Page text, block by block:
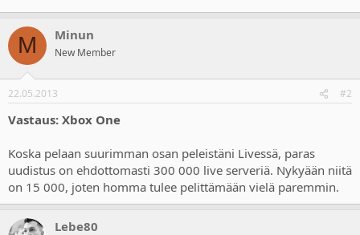
M Minun
New Member
22.05.2013 #2
Vastaus: Xbox One
Koska pelaan suurimman osan peleistäni Livessä, paras
uudistus on ehdottomasti 300 000 live serveriä. Nykyään niitä
on 15 000, joten homma tulee pelittämään vielä paremmin.
Lebe80